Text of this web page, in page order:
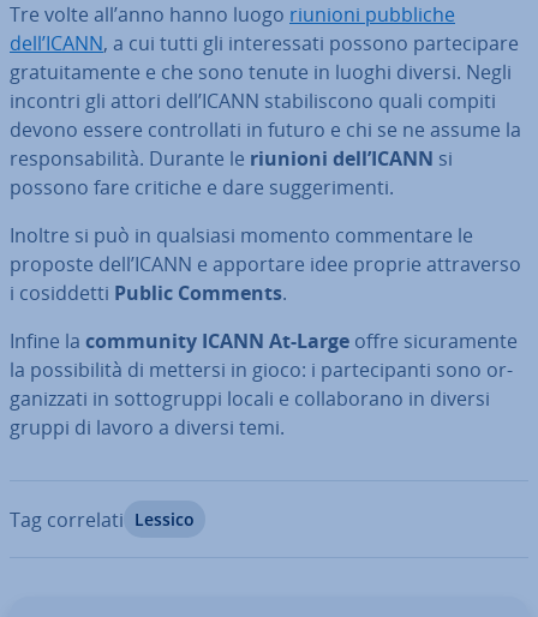
Tre volte all’anno hanno luogo riunioni pubbliche
dell’ICANN, a cui tutti gli in­te­res­sa­ti possono par­te­ci­pa­re
gra­tui­ta­men­te e che sono tenute in luoghi diversi. Negli
incontri gli attori dell’ICANN sta­bi­li­sco­no quali compiti
devono essere con­trol­la­ti in futuro e chi se ne assume la
re­spon­sa­bi­li­tà. Durante le riunioni dell’ICANN si
possono fare critiche e dare sug­ge­ri­men­ti.
Inoltre si può in qualsiasi momento com­men­ta­re le
proposte dell’ICANN e apportare idee proprie at­tra­ver­so
i co­sid­det­ti Public Comments.
Infine la community ICANN At-Large offre si­cu­ra­men­te
la pos­si­bi­li­tà di mettersi in gioco: i par­te­ci­pan­ti sono or­
ga­niz­za­ti in sot­to­grup­pi locali e col­la­bo­ra­no in diversi
gruppi di lavoro a diversi temi.
Tag correlati Lessico